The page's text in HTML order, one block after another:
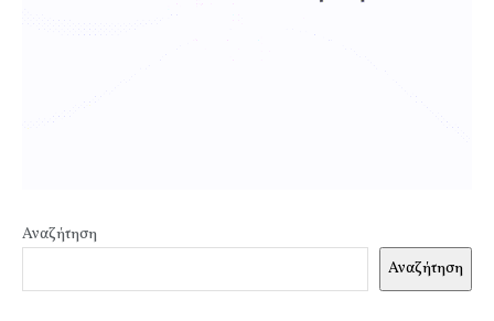
Αναζήτηση
Αναζήτηση